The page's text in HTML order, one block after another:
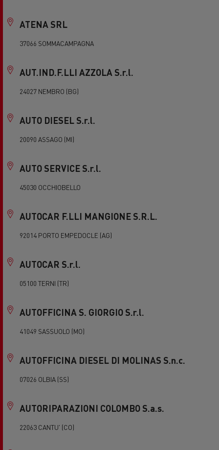
ATENA SRL
37066 SOMMACAMPAGNA
AUT.IND.F.LLI AZZOLA S.r.l.
24027 NEMBRO (BG)
AUTO DIESEL S.r.l.
20090 ASSAGO (MI)
AUTO SERVICE S.r.l.
45030 OCCHIOBELLO
AUTOCAR F.LLI MANGIONE S.R.L.
92014 PORTO EMPEDOCLE (AG)
AUTOCAR S.r.l.
05100 TERNI (TR)
AUTOFFICINA S. GIORGIO S.r.l.
41049 SASSUOLO (MO)
AUTOFFICINA DIESEL DI MOLINAS S.n.c.
07026 OLBIA (SS)
AUTORIPARAZIONI COLOMBO S.a.s.
22063 CANTU' (CO)